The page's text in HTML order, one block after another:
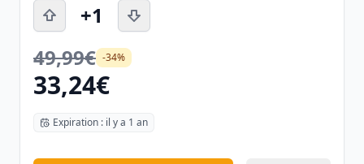
+1
49,99€ -34%
33,24€
Expiration : il y a 1 an